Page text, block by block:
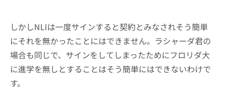
しかしNLIは一度サインすると契約とみなされそう簡単
にそれを無かったことにはできません。ラシャーダ君の
場合も同じで、サインをしてしまったためにフロリダ大
に進学を無しとすることはそう簡単にはできないわけで
す。